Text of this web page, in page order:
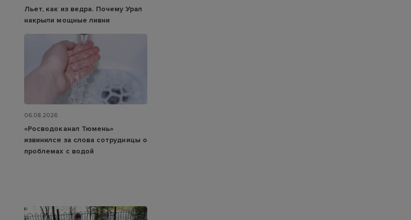
Льет, как из ведра. Почему Урал
накрыли мощные ливни
06.08.2026
«Росводоканал Тюмень»
извинился за слова сотрудницы о
проблемах с водой